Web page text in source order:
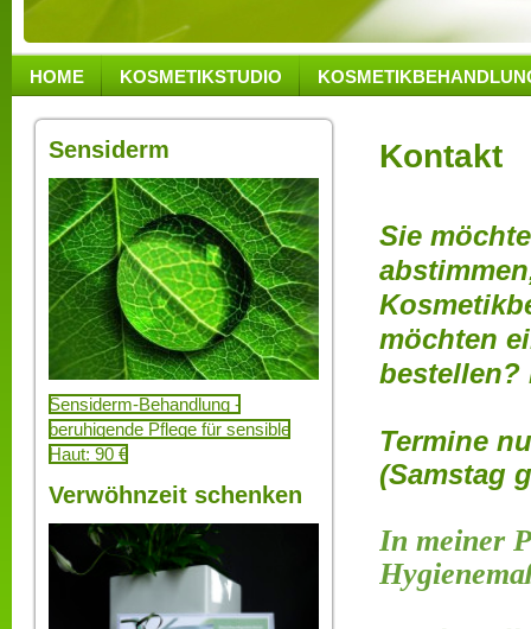
HOME KOSMETIKSTUDIO
Sensiderm
Sensiderm-Behandlung -
beruhigende Pflege für sensible
Haut: 90 €
Verwöhnzeit schenken
Kontakt
Sie
möchten
bestellen?
Termine
(Samstag
In meiner